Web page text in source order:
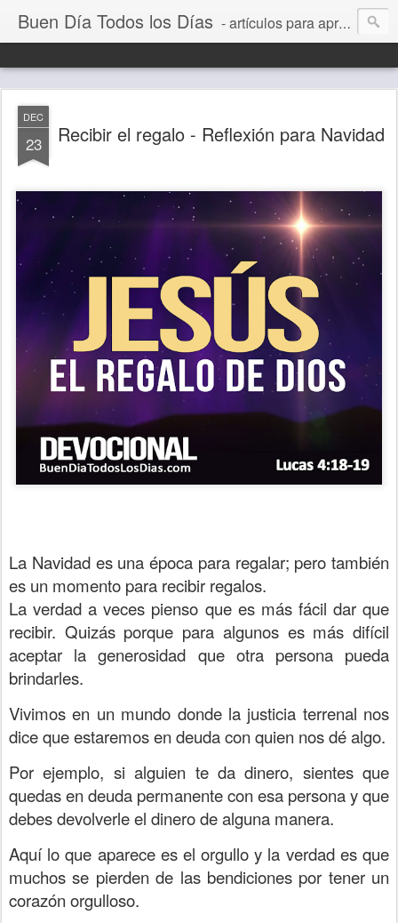
Buen Día Todos los Días - artículos para aprender a vivir mejor, un día a la vez. Por Juan C Quintero
DEC
23 Recibir el regalo - Reflexión para Navidad
La Navidad es una época para regalar; pero también
es un momento para recibir regalos.
La verdad a veces pienso que es más fácil dar que
recibir. Quizás porque para algunos es más difícil
aceptar la generosidad que otra persona pueda
brindarles.
Vivimos en un mundo donde la justicia terrenal nos
dice que estaremos en deuda con quien nos dé algo.
Por ejemplo, si alguien te da dinero, sientes que
quedas en deuda permanente con esa persona y que
debes devolverle el dinero de alguna manera.
Aquí lo que aparece es el orgullo y la verdad es que
muchos se pierden de las bendiciones por tener un
corazón orgulloso.